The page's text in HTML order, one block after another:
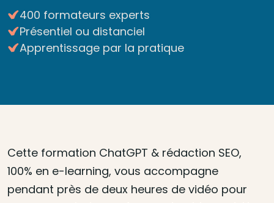
400 formateurs experts
Présentiel ou distanciel
Apprentissage par la pratique
Cette formation ChatGPT & rédaction SEO,
100% en e-learning, vous accompagne
pendant près de deux heures de vidéo pour